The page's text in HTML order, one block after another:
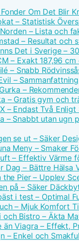
Om Det Blir
– Statistisk
– Lista och
– Resultat och
Det i Sverige –
– Exakt 187,96
– Snabb
–
–
– Gratis gym och
– Endast Två Enligt
– Snabbt utan ugn
se ut – Säker
Meny – Smaker
– Effektiv Värme
Dag – Bättre Hälsa
the Pier – Upplev
på – Säker
i test – Optimal
– Mjuk Komfort
och Bistro – Äkta
Viagra – Effekt,
– Enkel och